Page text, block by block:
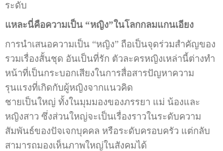
ระดับ
แหละนี่คือความเป็น “หญิง”ในโลกกลมแกนเอียง
การนำเสนอความเป็น “หญิง” ถือเป็นจุดร่วมสำคัญของ
รวมเรื่องสั้นชุด อันเป็นที่รัก ตัวละครหญิงเหล่านี้ต่างทำ
หน้าที่เป็นกระบอกเสียงในการสื่อสารปัญหาความ
รุนแรงที่เกิดกับผู้หญิงจากแนวคิด
ชายเป็นใหญ่ ทั้งในมุมมองของภรรยา แม่ น้องและ
หญิงสาว ซึ่งส่วนใหญ่จะเป็นเรื่องราวในระดับความ
สัมพันธ์ของปัจเจกบุคคล หรือระดับครอบครัว แต่กลับ
สามารถมองเห็นภาพใหญ่ในสังคมได้